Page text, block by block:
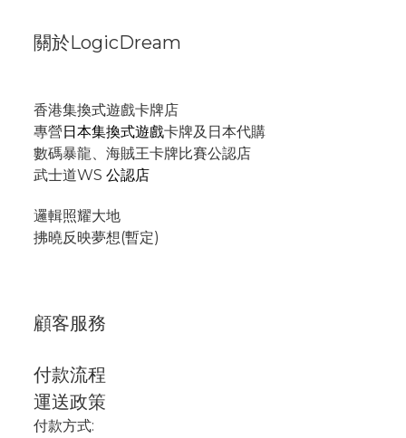
關於LogicDream
香港集換式遊戲卡牌店
專營日本集換式遊戲卡牌及日本代購
數碼暴龍、海賊王卡牌比賽公認店
武士道WS 公認店
邏輯照耀大地
拂曉反映夢想(暫定)
顧客服務
付款流程
運送政策
付款方式: